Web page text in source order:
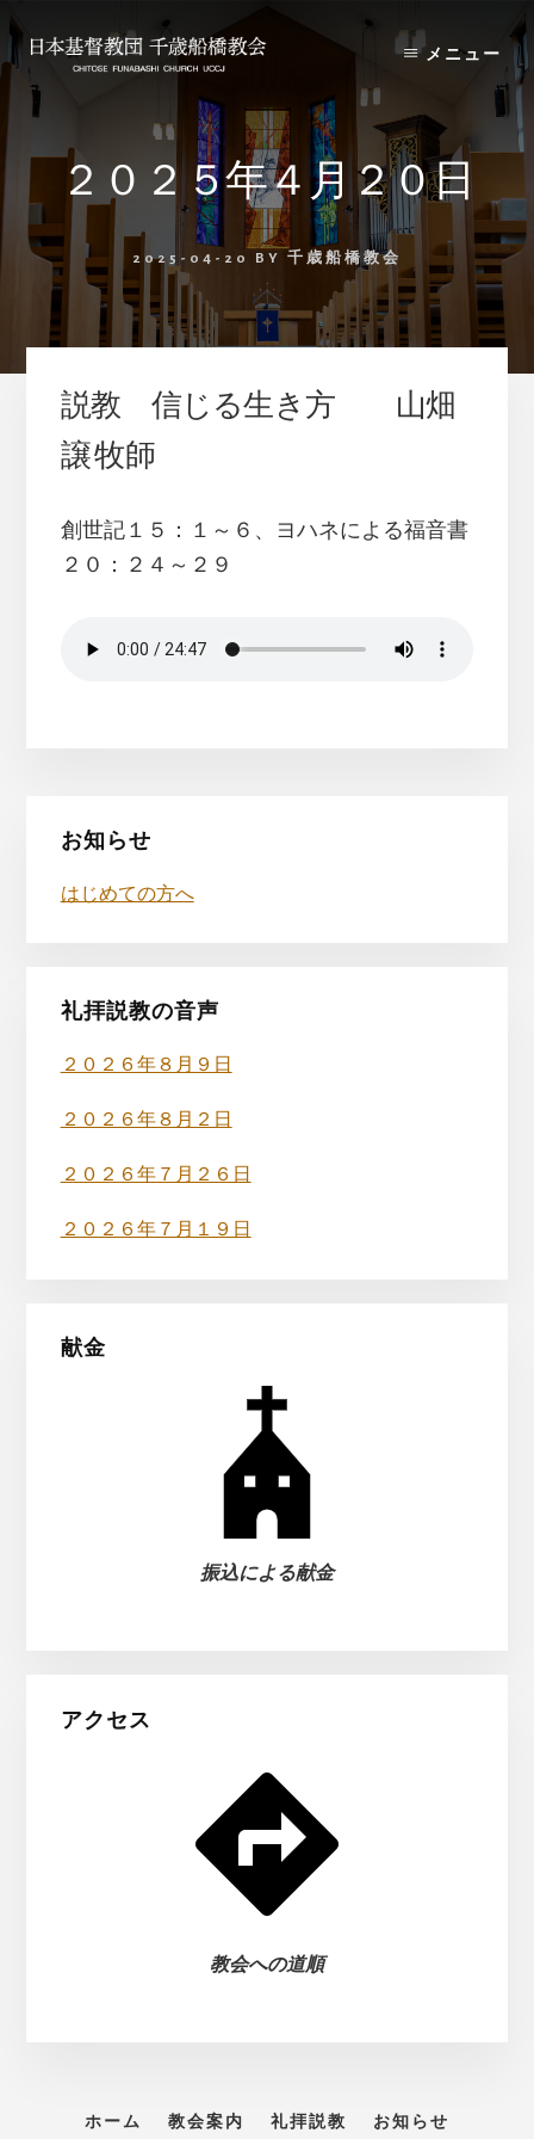
to
content
to
primary
sidebar
メニュー
２０２５年４月２０日
2025-04-20 BY 千歳船橋教会
説教 信じる生き方 山畑
譲 牧師
創世記１５：１～６、ヨハネによる福音書
２０：２４～２９
最
初
の
イ
ド
バ
ー
お知らせ
はじめての方へ
礼拝説教の音声
２０２６年８月９日
２０２６年８月２日
２０２６年７月２６日
２０２６年７月１９日
献金
振込による献金
アクセス
教会への道順
ホーム 教会案内 礼拝説教 お知らせ